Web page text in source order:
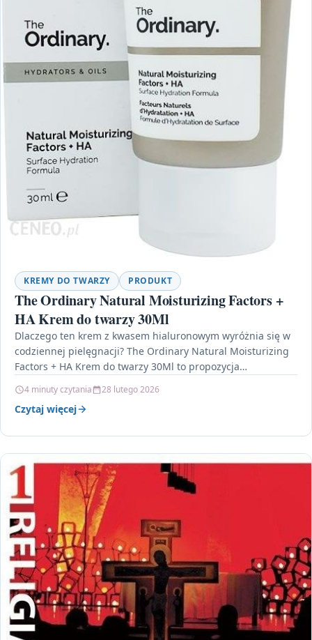
KREMY DO TWARZY PRODUKT
The Ordinary Natural Moisturizing Factors +
HA Krem do twarzy 30Ml
Dlaczego ten krem z kwasem hialuronowym wyróżnia się w
codziennej pielęgnacji? The Ordinary Natural Moisturizing
Factors + HA Krem do twarzy 30Ml to propozycja…
4 minuty czytania 28 lutego 2026
Czytaj więcej